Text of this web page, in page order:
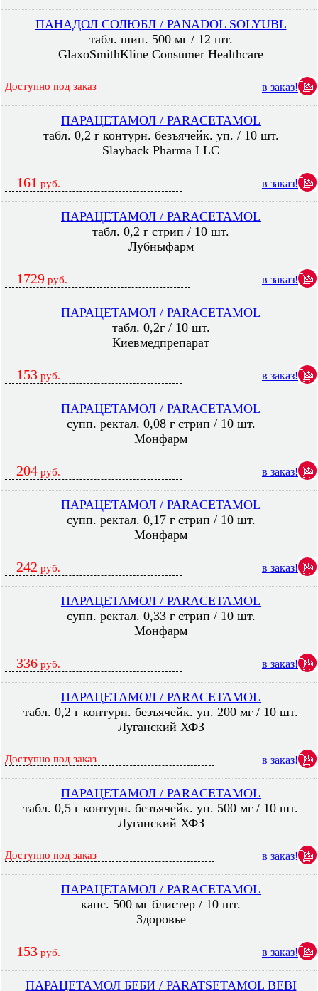
ПАНАДОЛ СОЛЮБЛ / PANADOL SOLYUBL
табл. шип. 500 мг / 12 шт.
GlaxoSmithKline Consumer Healthcare
Доступно под заказ в заказ!
ПАРАЦЕТАМОЛ / PARACETAMOL
табл. 0,2 г контурн. безъячейк. уп. / 10 шт.
Slayback Pharma LLC
161 руб. в заказ!
ПАРАЦЕТАМОЛ / PARACETAMOL
табл. 0,2 г стрип / 10 шт.
Лубныфарм
1729 руб. в заказ!
ПАРАЦЕТАМОЛ / PARACETAMOL
табл. 0,2г / 10 шт.
Киевмедпрепарат
153 руб. в заказ!
ПАРАЦЕТАМОЛ / PARACETAMOL
супп. ректал. 0,08 г стрип / 10 шт.
Монфарм
204 руб. в заказ!
ПАРАЦЕТАМОЛ / PARACETAMOL
супп. ректал. 0,17 г стрип / 10 шт.
Монфарм
242 руб. в заказ!
ПАРАЦЕТАМОЛ / PARACETAMOL
супп. ректал. 0,33 г стрип / 10 шт.
Монфарм
336 руб. в заказ!
ПАРАЦЕТАМОЛ / PARACETAMOL
табл. 0,2 г контурн. безъячейк. уп. 200 мг / 10 шт.
Луганский ХФЗ
Доступно под заказ в заказ!
ПАРАЦЕТАМОЛ / PARACETAMOL
табл. 0,5 г контурн. безъячейк. уп. 500 мг / 10 шт.
Луганский ХФЗ
Доступно под заказ в заказ!
ПАРАЦЕТАМОЛ / PARACETAMOL
капс. 500 мг блистер / 10 шт.
Здоровье
153 руб. в заказ!
ПАРАЦЕТАМОЛ БЕБИ / PARATSETAMOL BEBI